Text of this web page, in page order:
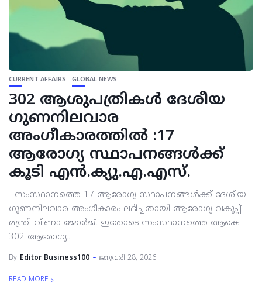
CURRENT AFFAIRS GLOBAL NEWS
302 ആശുപത്രികൾ ദേശീയ
ഗുണനിലവാര
അംഗീകാരത്തിൽ :17
ആരോഗ്യ സ്ഥാപനങ്ങൾക്ക്
കൂടി എൻ.ക്യു.എ.എസ്.
സംസ്ഥാനത്തെ 17 ആരോഗ്യ സ്ഥാപനങ്ങൾക്ക് ദേശീയ
ഗുണനിലവാര അംഗീകാരം ലഭിച്ചതായി ആരോഗ്യ വകുപ്പ്
മന്ത്രി വീണാ ജോർജ്. ഇതോടെ സംസ്ഥാനത്തെ ആകെ
302 ആരോഗ്യ...
By Editor Business100 ജനുവരി 28, 2026
READ MORE